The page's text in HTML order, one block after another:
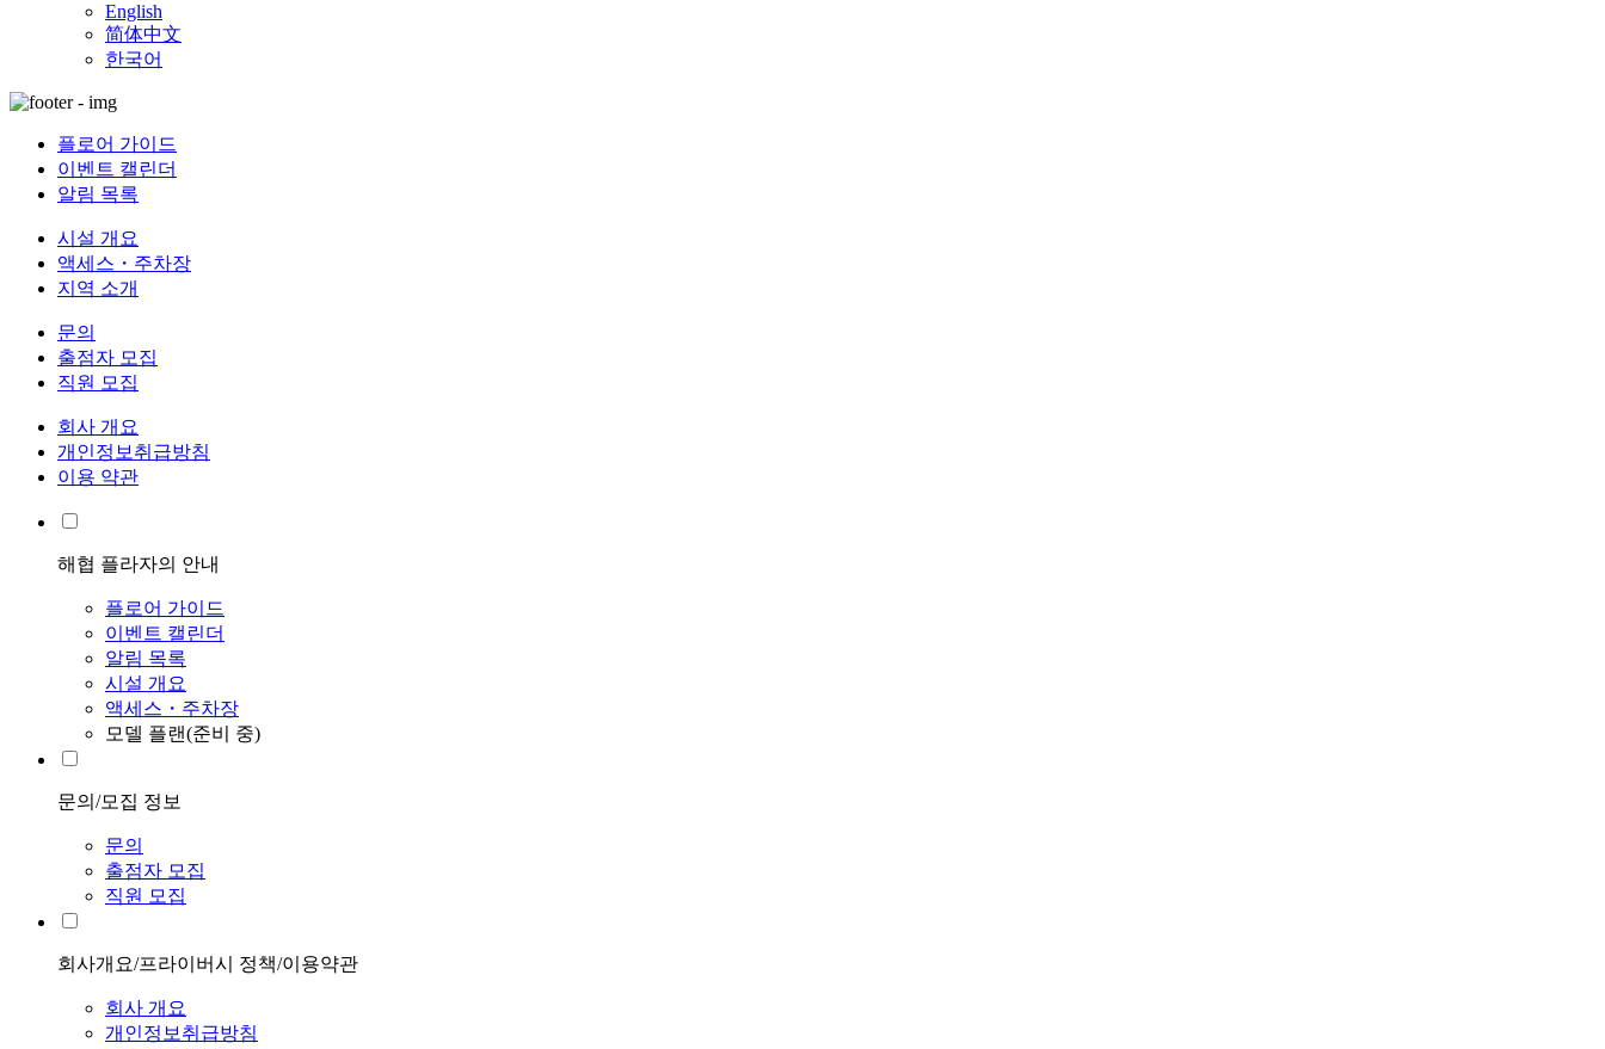
English
简体中文
한국어
플로어 가이드
이벤트 캘린더
알림 목록
시설 개요
액세스・주차장
지역 소개
문의
출점자 모집
직원 모집
회사 개요
개인정보취급방침
이용 약관
해협 플라자의 안내
플로어 가이드
이벤트 캘린더
알림 목록
시설 개요
액세스・주차장
모델 플랜(준비 중)
문의/모집 정보
문의
출점자 모집
직원 모집
회사개요/프라이버시 정책/이용약관
회사 개요
개인정보취급방침